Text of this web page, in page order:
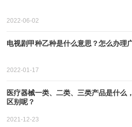
2022-06-02
电视剧甲种乙种是什么意思？怎么办理
2022-01-17
医疗器械一类、二类、三类产品是什么
区别呢？
2021-12-23